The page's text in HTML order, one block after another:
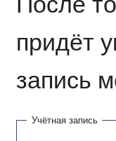
придёт
запись
Учётная запись